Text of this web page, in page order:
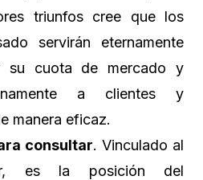
triunfos cree que los
servirán eternamente
su cuota de mercado y
a clientes y
manera eficaz.
consultar. Vinculado al
es la posición del